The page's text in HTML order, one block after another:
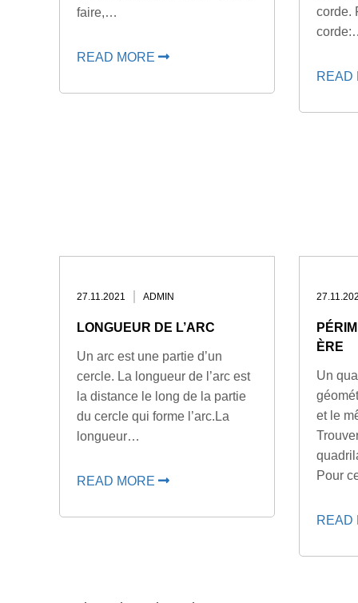
faire,…
READ MORE
corde.
READ
27.11.2021 ADMIN
LONGUEUR DE L’ARC
Un arc est une partie d’un
cercle. La longueur de l’arc est
la distance le long de la partie
du cercle qui forme l’arc.La
longueur…
READ MORE
ÈRE
Un
et le
Pour
READ